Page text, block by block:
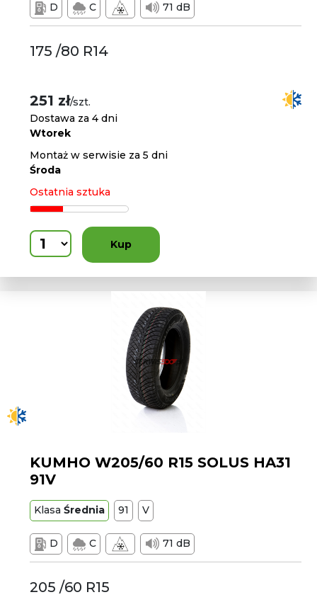
D C 71 dB
175 /80 R14
251 zł/szt.
Dostawa za 4 dni
Wtorek
Montaż w serwisie za 5 dni
Środa
Ostatnia sztuka
Kup
KUMHO W205/60 R15 SOLUS HA31
91V
KlasaŚrednia 91 V
D C 71 dB
205 /60 R15